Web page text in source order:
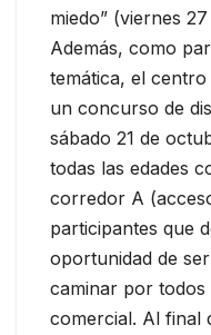
miedo” (viernes
Además, como
temática, el
un concurso de
sábado 21 de
todas las edades
corredor A
participantes que
oportunidad de
caminar por
comercial. Al final